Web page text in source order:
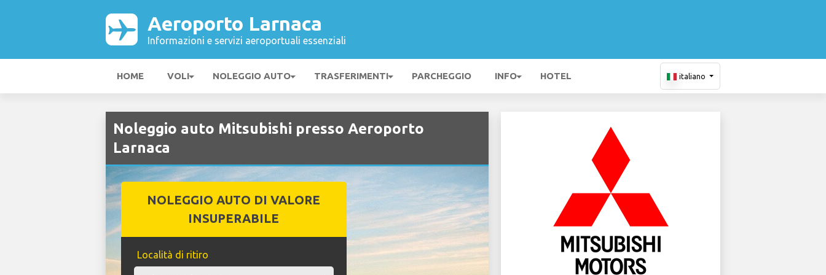
Aeroporto Larnaca
Informazioni e servizi aeroportuali essenziali
HOME VOLI NOLEGGIO AUTO TRASFERIMENTI PARCHEGGIO INFO HOTEL italiano
Noleggio auto Mitsubishi presso Aeroporto
Larnaca
NOLEGGIO AUTO DI VALORE
INSUPERABILE
Località di ritiro